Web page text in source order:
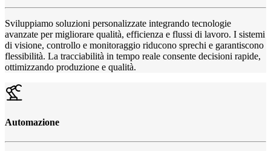
Sviluppiamo soluzioni personalizzate integrando tecnologie
avanzate per migliorare qualità, efficienza e flussi di lavoro. I sistemi
di visione, controllo e monitoraggio riducono sprechi e garantiscono
flessibilità. La tracciabilità in tempo reale consente decisioni rapide,
ottimizzando produzione e qualità.
Automazione